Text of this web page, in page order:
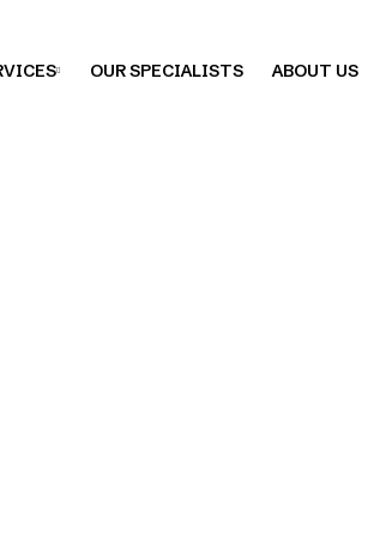
OUR SPECIALISTS ABOUT US